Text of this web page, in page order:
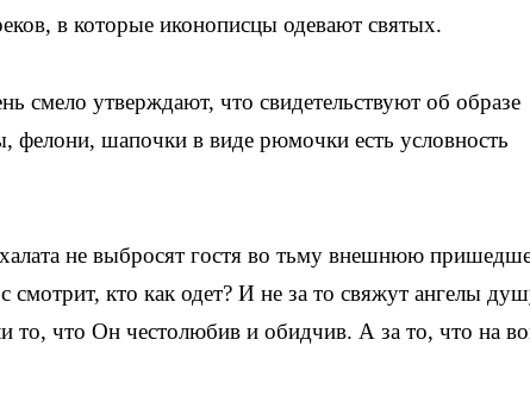
в которые иконописцы одевают святых.
смело утверждают, что свидетельствуют об образе
фелони, шапочки в виде рюмочки есть условность
халата не выбросят гостя во тьму внешнюю
смотрит, кто как одет? И не за то свяжут ангелы
то, что Он честолюбив и обидчив. А за то, что на